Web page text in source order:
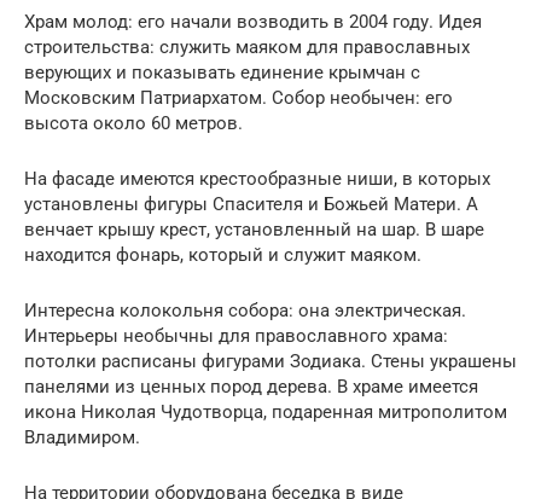
Храм молод: его начали возводить в 2004 году. Идея
строительства: служить маяком для православных
верующих и показывать единение крымчан с
Московским Патриархатом. Собор необычен: его
высота около 60 метров.
На фасаде имеются крестообразные ниши, в которых
установлены фигуры Спасителя и Божьей Матери. А
венчает крышу крест, установленный на шар. В шаре
находится фонарь, который и служит маяком.
Интересна колокольня собора: она электрическая.
Интерьеры необычны для православного храма:
потолки расписаны фигурами Зодиака. Стены украшены
панелями из ценных пород дерева. В храме имеется
икона Николая Чудотворца, подаренная митрополитом
Владимиром.
На территории оборудована беседка в виде